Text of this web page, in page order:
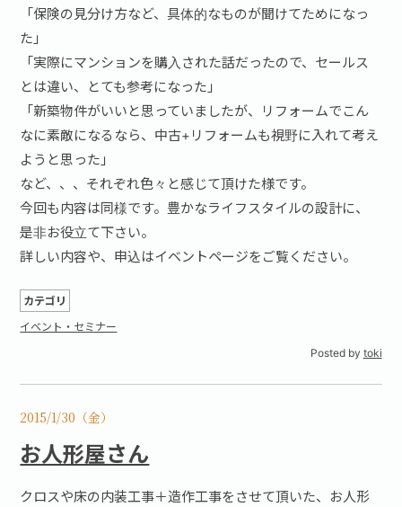
「保険の見分け方など、具体的なものが聞けてためになっ
た」
「実際にマンションを購入された話だったので、セールス
とは違い、とても参考になった」
「新築物件がいいと思っていましたが、リフォームでこん
なに素敵になるなら、中古+リフォームも視野に入れて考え
ようと思った」
など、、、それぞれ色々と感じて頂けた様です。
今回も内容は同様です。豊かなライフスタイルの設計に、
是非お役立て下さい。
詳しい内容や、申込はイベントページをご覧ください。
カテゴリ
イベント・セミナー
Posted by toki
2015/1/30（金）
お人形屋さん
クロスや床の内装工事＋造作工事をさせて頂いた、お人形